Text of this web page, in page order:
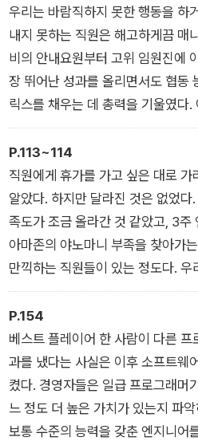
릭스는 다르다. 우리의 문화는 규칙
/ 서문
우리는 바람직하지 못한 행동을 하
내지 못하는 직원은 해고하게끔 매
비의 안내요원부터 고위 임원진에
장 뛰어난 성과를 올리면서도 협동
릭스를 채우는 데 총력을 기울였다.
반이 되는 가장 중요한 점이다. 빠
하는 ‘비범한 동료들’로 구성된다.
있는 비범한 동료들은 재능이 뛰어
한 업무를 능숙하게 처리하는 동시
한다. 이 첫 번째 점이 확실하게 자
제 기능을 하지 못한다.
/ 1장 비범한 동료들이 곧 훌륭한 직
P.113~114
직원에게 휴가를 가고 싶은 대로
알았다. 하지만 달라진 것은 없었
족도가 조금 올라간 것 같았고, 3주
아마존의 야노마니 부족을 찾아가
만끽하는 직원들이 있는 정도다. 우
이 스스로 생활을 통제할 수 있게
그리고 그런 통제가 오히려 모두를
확인했다. 인재 밀도가 높았기에,
임 의식을 가지고 행동하고 있었다
누군가가 제도를 역이용하거나 주
면, 주변 사람이 이를 지적해 상황을
/ 3-1장 휴가 규정을 없애라
P.154
베스트 플레이어 한 사람이 다른
과를 냈다는 사실은 이후 소프트웨
켰다. 경영자들은 일급 프로그래머
느 정도 더 높은 가치가 있는지 파
보통 수준의 능력을 갖춘 엔지니어